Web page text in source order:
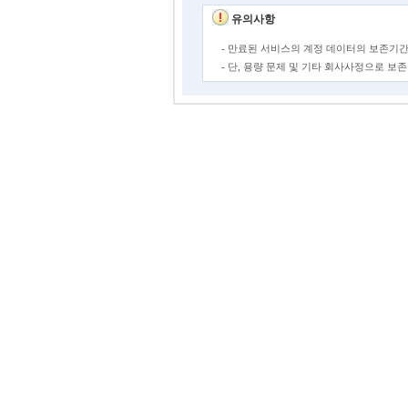
유의사항
- 만료된 서비스의 계정 데이터의 보존기
- 단, 용량 문제 및 기타 회사사정으로 보